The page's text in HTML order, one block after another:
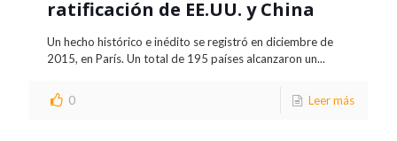
ratificación de EE.UU. y China
Un hecho histórico e inédito se registró en diciembre de
2015, en París. Un total de 195 países alcanzaron un...
0 Leer más